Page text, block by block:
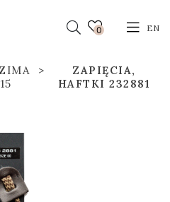
0 EN
ZAPIĘCIA,
HAFTKI 232881